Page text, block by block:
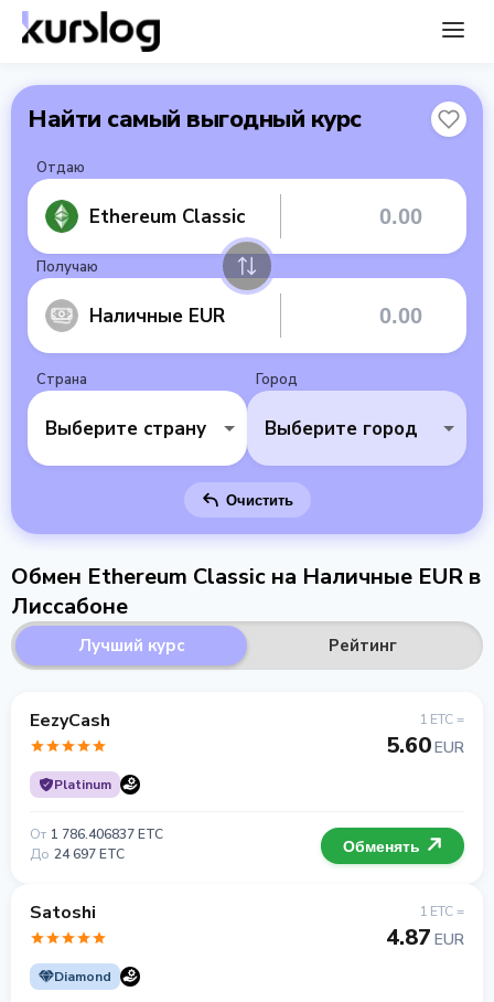
Найти самый выгодный курс
Отдаю
Ethereum Classic
Получаю
Наличные EUR
Страна
Выберите страну
Город
Выберите город
Очистить
Обмен Ethereum Classic на Наличные EUR в
Лиссабоне
Лучший курс Рейтинг
EezyCash
Platinum
1 ETC =
5.60EUR
От 1 786.406837 ETC
До 24 697 ETC Обменять
Satoshi
Diamond
1 ETC =
4.87 EUR